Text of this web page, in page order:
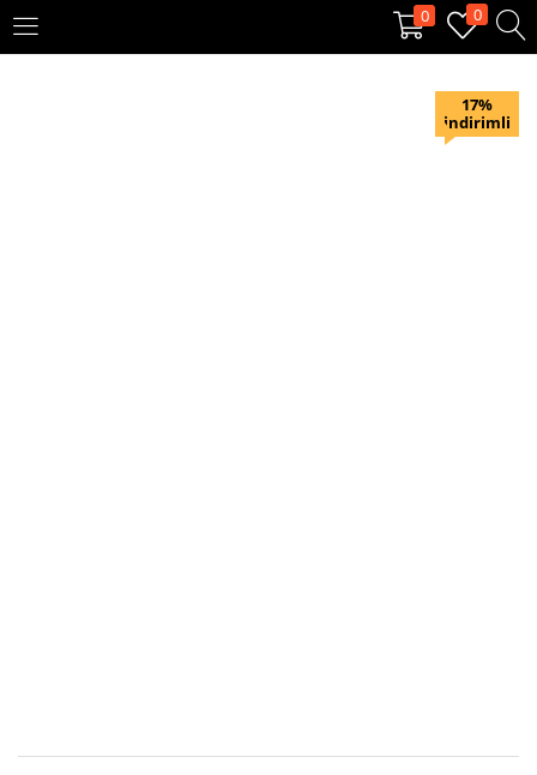
0 0
KAYIT OL
17%
indirimli